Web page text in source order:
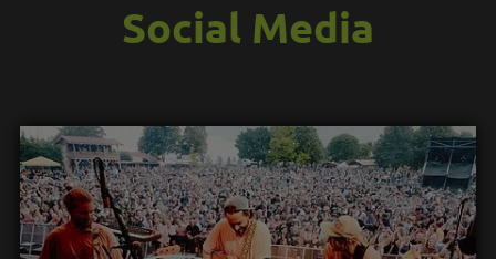
Social Media